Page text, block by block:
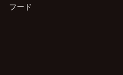
フード